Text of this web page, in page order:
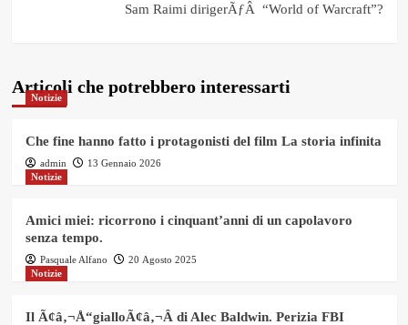
Sam Raimi dirigerÃƒÂ “World of Warcraft”?
Articoli che potrebbero interessarti
Notizie
Che fine hanno fatto i protagonisti del film La storia infinita
admin
13 Gennaio 2026
Notizie
Amici miei: ricorrono i cinquant’anni di un capolavoro
senza tempo.
Pasquale Alfano
20 Agosto 2025
Notizie
Il Ã¢â‚¬Å“gialloÃ¢â‚¬Â di Alec Baldwin. Perizia FBI